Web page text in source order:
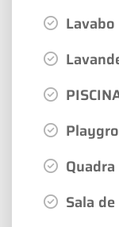
Lavabo
Sala